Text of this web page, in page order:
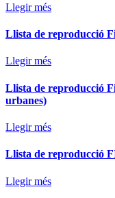
Llegir més
Llista de reproducció
Llegir més
Llista de reproducció
urbanes)
Llegir més
Llista de reproducció
Llegir més